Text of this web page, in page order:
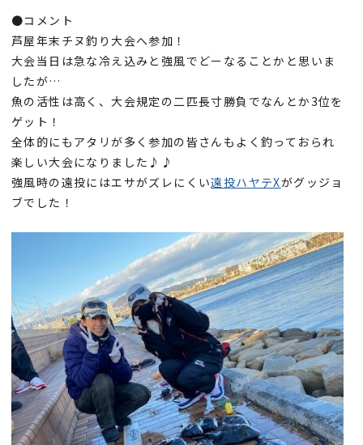
●コメント
芦屋年末チヌ釣り大会へ参加！
大会当日は急な冷え込みと強風でどーなることかと思いま
したが…
魚の活性は高く、大会規定の二匹長寸勝負でなんとか3位を
ゲット！
全体的にもアタリが多く参加の皆さんもよく釣っておられ
楽しい大会になりました♪♪
強風時の遠投にはエサがズレにくい遠投ハヤテXがグッジョ
ブでした！